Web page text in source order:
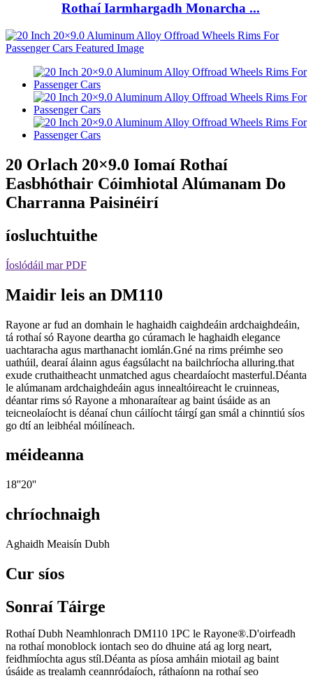
Rothaí Iarmhargadh Monarcha ...
20 Orlach 20×9.0 Iomaí Rothaí
Easbhóthair Cóimhiotal Alúmanam Do
Charranna Paisinéirí
íosluchtuithe
Íoslódáil mar PDF
Maidir leis an DM110
Rayone ar fud an domhain le haghaidh caighdeáin ardchaighdeáin,
tá rothaí só Rayone deartha go cúramach le haghaidh elegance
uachtaracha agus marthanacht iomlán.Gné na rims préimhe seo
uathúil, dearaí álainn agus éagsúlacht na bailchríocha alluring.that
exude cruthaitheacht unmatched agus cheardaíocht masterful.Déanta
le alúmanam ardchaighdeáin agus innealtóireacht le cruinneas,
déantar rims só Rayone a mhonaraítear ag baint úsáide as an
teicneolaíocht is déanaí chun cáilíocht táirgí gan smál a chinntiú síos
go dtí an leibhéal móilíneach.
méideanna
18''20''
chríochnaigh
Aghaidh Meaisín Dubh
Cur síos
Sonraí Táirge
Rothaí Dubh Neamhlonrach DM110 1PC le Rayone®.D'oirfeadh
na rothaí monoblock iontach seo do dhuine atá ag lorg neart,
feidhmíochta agus stíl.Déanta as píosa amháin miotail ag baint
úsáide as trealamh ceannródaíoch, ráthaíonn na rothaí seo